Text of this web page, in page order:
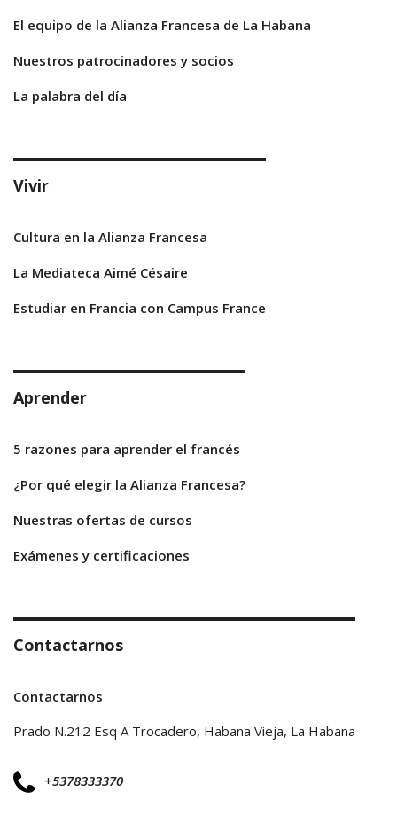
El equipo de la Alianza Francesa de La Habana
Nuestros patrocinadores y socios
La palabra del día
Vivir
Cultura en la Alianza Francesa
La Mediateca Aimé Césaire
Estudiar en Francia con Campus France
Aprender
5 razones para aprender el francés
¿Por qué elegir la Alianza Francesa?
Nuestras ofertas de cursos
Exámenes y certificaciones
Contactarnos
Contactarnos
Prado N.212 Esq A Trocadero, Habana Vieja, La Habana
+5378333370